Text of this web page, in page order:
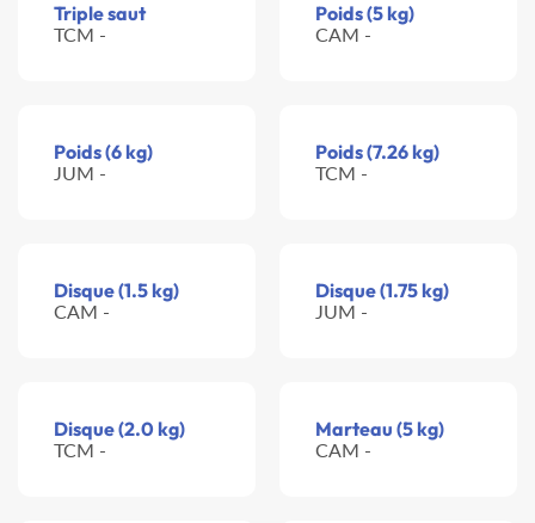
Triple saut
TCM -
Poids (5 kg)
CAM -
Poids (6 kg)
JUM -
Poids (7.26 kg)
TCM -
Disque (1.5 kg)
CAM -
Disque (1.75 kg)
JUM -
Disque (2.0 kg)
TCM -
Marteau (5 kg)
CAM -